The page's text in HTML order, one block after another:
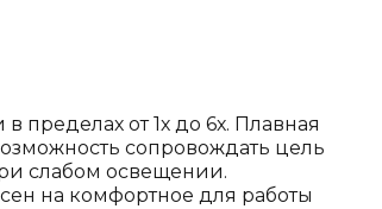
от 1х до 6х. Плавная
сопровождать цель
слабом освещении.
на комфортное для работы